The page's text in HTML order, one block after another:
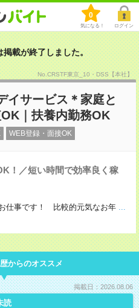
0
気になる！ ログイン
載が終了しました。
No.CRSTF東京_10・DSS【本社】
イサービス＊家庭と
｜扶養内勤務OK
WEB登録・面接OK
！／短い時間で効率良く稼
仕事です！ 比較的元気なお年 ...
からのオススメ
掲載日：2026.08.06
読